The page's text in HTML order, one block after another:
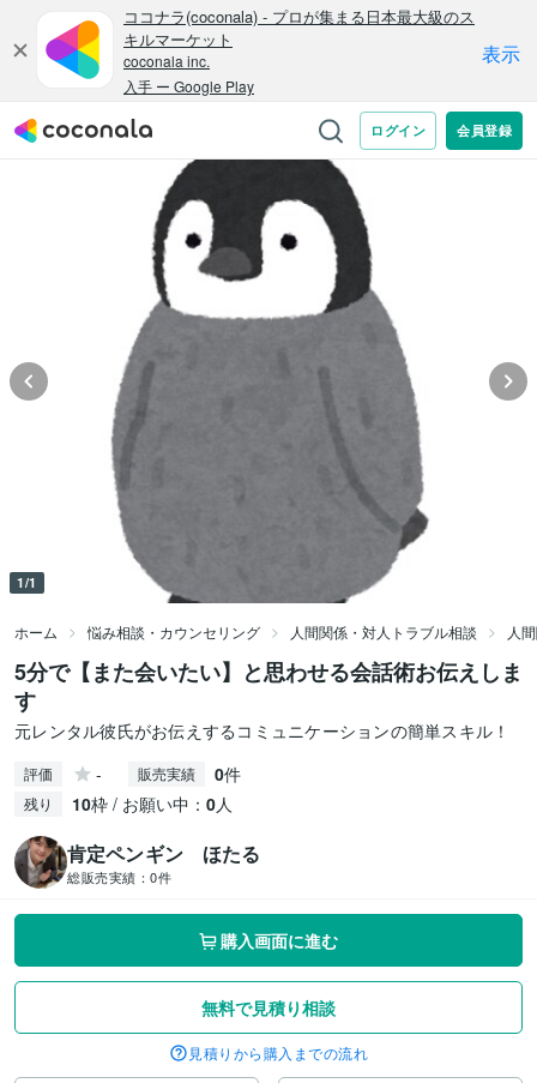
1/1
ホーム 悩み相談・カウンセリング 人間関係・対人トラブル相談 人
5分で【また会いたい】と思わせる会話術お伝えしま
す
元レンタル彼氏がお伝えするコミュニケーションの簡単スキル！
評価 - 販売実績 0件
残り 10枠 / お願い中： 0人
肯定ペンギン ほたる
総販売実績： 0件
購入画面に進む
無料で見積り相談
見積りから購入までの流れ